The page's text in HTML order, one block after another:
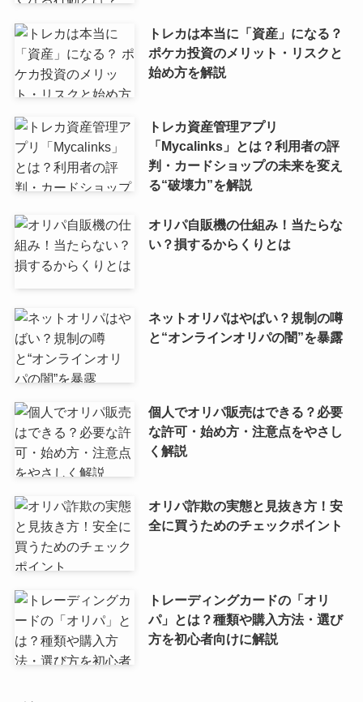
トレカは本当に「資産」になる？
ポケカ投資のメリット・リスクと
始め方を解説
トレカ資産管理アプリ
「Mycalinks」とは？利用者の評
判・カードショップの未来を変え
る“破壊力”を解説
オリパ自販機の仕組み！当たらな
い？損するからくりとは
ネットオリパはやばい？規制の噂
と“オンラインオリパの闇”を暴露
個人でオリパ販売はできる？必要
な許可・始め方・注意点をやさし
く解説
オリパ詐欺の実態と見抜き方！安
全に買うためのチェックポイント
トレーディングカードの「オリ
パ」とは？種類や購入方法・選び
方を初心者向けに解説